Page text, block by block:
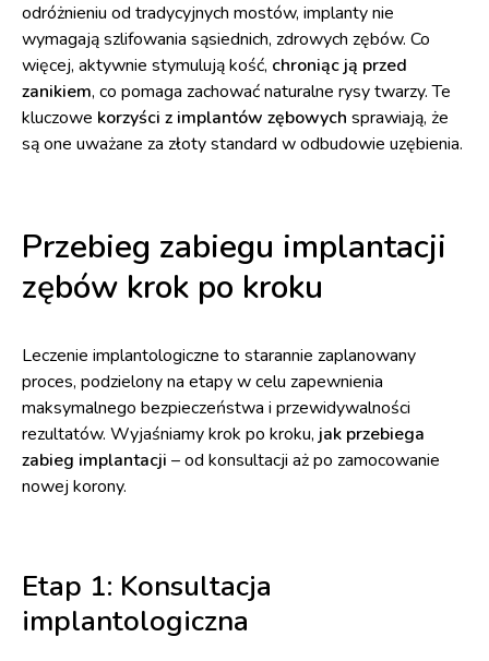
odróżnieniu od tradycyjnych mostów, implanty nie
wymagają szlifowania sąsiednich, zdrowych zębów. Co
więcej, aktywnie stymulują kość, chroniąc ją przed
zanikiem, co pomaga zachować naturalne rysy twarzy. Te
kluczowe korzyści z implantów zębowych sprawiają, że
są one uważane za złoty standard w odbudowie uzębienia.
Przebieg zabiegu implantacji
zębów krok po kroku
Leczenie implantologiczne to starannie zaplanowany
proces, podzielony na etapy w celu zapewnienia
maksymalnego bezpieczeństwa i przewidywalności
rezultatów. Wyjaśniamy krok po kroku, jak przebiega
zabieg implantacji – od konsultacji aż po zamocowanie
nowej korony.
Etap 1: Konsultacja
implantologiczna